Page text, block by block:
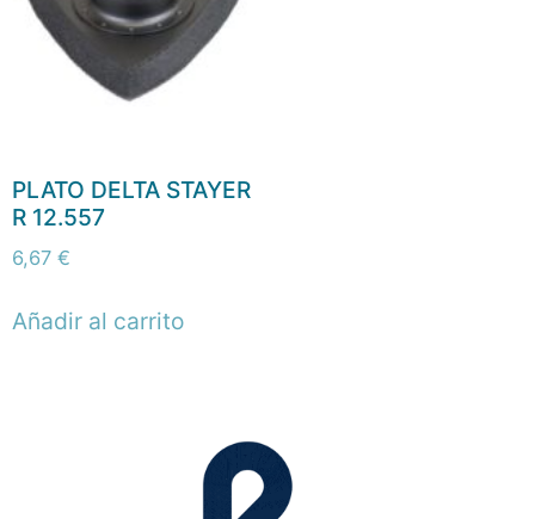
PLATO DELTA STAYER
R 12.557
6,67 €
Añadir al carrito